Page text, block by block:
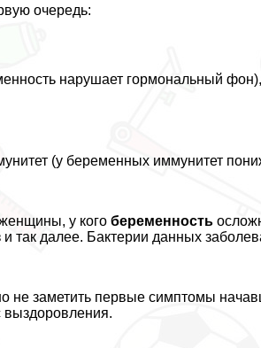
очередь:
нарушает гормональный фон),
(у беременных иммунитет
у когобеременность
так далее. Бактерии данных
не заметить первые симптомы
выздоровления.